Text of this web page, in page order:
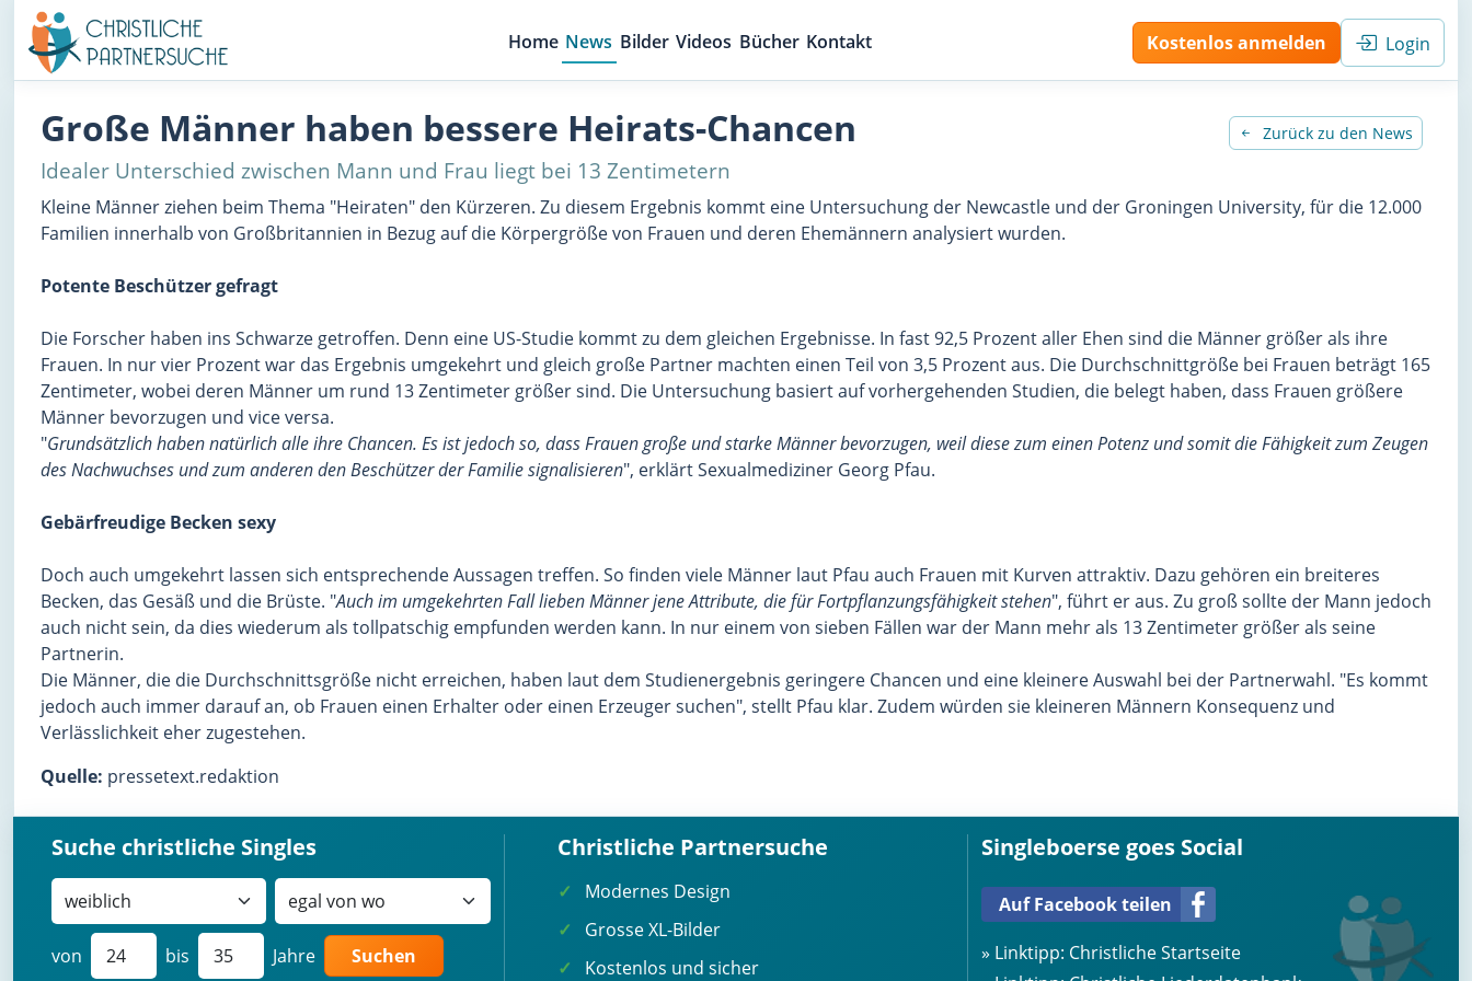
Home News Bilder Videos Bücher Kontakt Kostenlos anmelden Login
Zurück zu den News
Große Männer haben bessere Heirats-Chancen
Idealer Unterschied zwischen Mann und Frau liegt bei 13 Zentimetern
Kleine Männer ziehen beim Thema "Heiraten" den Kürzeren. Zu diesem Ergebnis kommt eine Untersuchung der Newcastle und der Groningen University, für die 12.000
Familien innerhalb von Großbritannien in Bezug auf die Körpergröße von Frauen und deren Ehemännern analysiert wurden.
Potente Beschützer gefragt
Die Forscher haben ins Schwarze getroffen. Denn eine US-Studie kommt zu dem gleichen Ergebnisse. In fast 92,5 Prozent aller Ehen sind die Männer größer als ihre
Frauen. In nur vier Prozent war das Ergebnis umgekehrt und gleich große Partner machten einen Teil von 3,5 Prozent aus. Die Durchschnittgröße bei Frauen beträgt 165
Zentimeter, wobei deren Männer um rund 13 Zentimeter größer sind. Die Untersuchung basiert auf vorhergehenden Studien, die belegt haben, dass Frauen größere
Männer bevorzugen und vice versa.
"Grundsätzlich haben natürlich alle ihre Chancen. Es ist jedoch so, dass Frauen große und starke Männer bevorzugen, weil diese zum einen Potenz und somit die Fähigkeit zum Zeugen
des Nachwuchses und zum anderen den Beschützer der Familie signalisieren", erklärt Sexualmediziner Georg Pfau.
Gebärfreudige Becken sexy
Doch auch umgekehrt lassen sich entsprechende Aussagen treffen. So finden viele Männer laut Pfau auch Frauen mit Kurven attraktiv. Dazu gehören ein breiteres
Becken, das Gesäß und die Brüste. "Auch im umgekehrten Fall lieben Männer jene Attribute, die für Fortpflanzungsfähigkeit stehen", führt er aus. Zu groß sollte der Mann jedoch
auch nicht sein, da dies wiederum als tollpatschig empfunden werden kann. In nur einem von sieben Fällen war der Mann mehr als 13 Zentimeter größer als seine
Partnerin.
Die Männer, die die Durchschnittsgröße nicht erreichen, haben laut dem Studienergebnis geringere Chancen und eine kleinere Auswahl bei der Partnerwahl. "Es kommt
jedoch auch immer darauf an, ob Frauen einen Erhalter oder einen Erzeuger suchen", stellt Pfau klar. Zudem würden sie kleineren Männern Konsequenz und
Verlässlichkeit eher zugestehen.
Quelle: pressetext.redaktion
Suche christliche Singles
von bis Jahre Suchen
Christliche Partnersuche
Modernes Design
Grosse XL-Bilder
Kostenlos und sicher
Singleboerse goes Social
Auf Facebook teilen
» Linktipp: Christliche Startseite